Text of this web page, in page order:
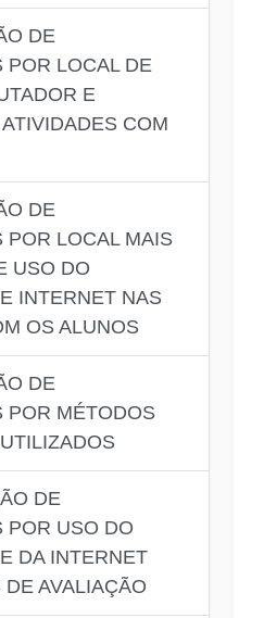
DE
POR LOCAL DE
E
COM
DE
POR LOCAL MAIS
USO DO
INTERNET NAS
OS ALUNOS
DE
POR MÉTODOS
DE
POR USO DO
DA INTERNET
AVALIAÇÃO